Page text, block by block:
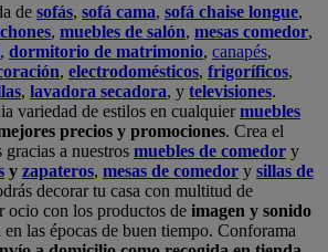
de sofás, sofá cama, sofá chaise longue,
, muebles de salón, mesas comedor,
, dormitorio de matrimonio, canapés,
, electrodomésticos, frigoríficos,
, lavadora secadora, y televisiones.
variedad de estilos en cualquiermuebles
precios y promociones. Crea el
a nuestros muebles de comedor y
y zapateros, mesas de comedor y sillas de
decorar tu casa con multitud de
ocio con los productos de imagen y sonido
en las épocas de buen tiempo. Conforama